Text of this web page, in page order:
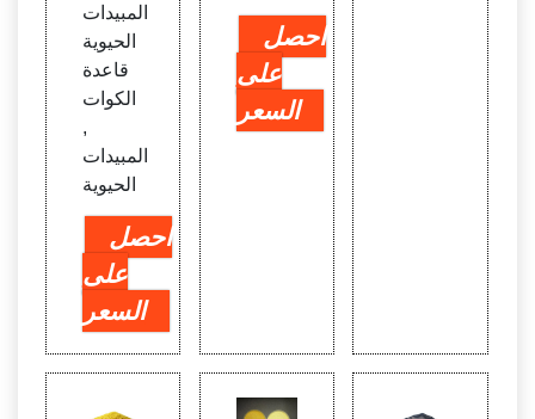
المبيدات
الحيوية
قاعدة
الكوات
,
المبيدات
الحيوية
احصل
على
السعر
احصل
على
السعر